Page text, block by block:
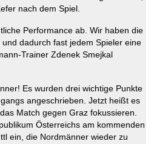
nach dem Spiel.
Performance ab. Wir haben die
dadurch fast jedem Spieler eine
Trainer Zdenek Smejkal
Es wurden drei wichtige Punkte
angeschrieben. Jetzt heißt es
Match gegen Graz fokussieren.
Österreichs am kommenden
ein, die Nordmänner wieder zu